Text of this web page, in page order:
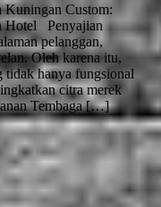
Kuningan Custom:
Hotel Penyajian
pelanggan,
Oleh karena itu,
tidak hanya fungsional
citra merek
Tembaga […]